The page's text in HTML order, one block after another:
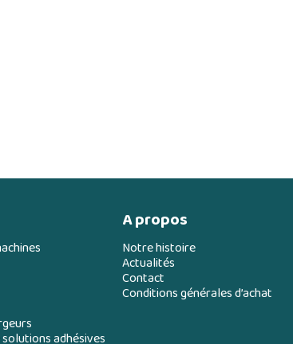
adhésives
A propos
Notre histoire
Actualités
Contact
Conditions générales d’achat